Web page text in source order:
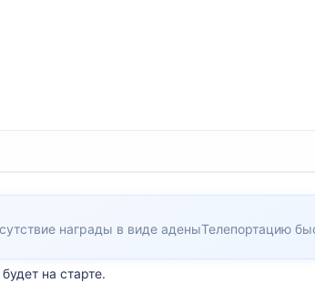
награды в виде аденыТелепортацию
на старте.